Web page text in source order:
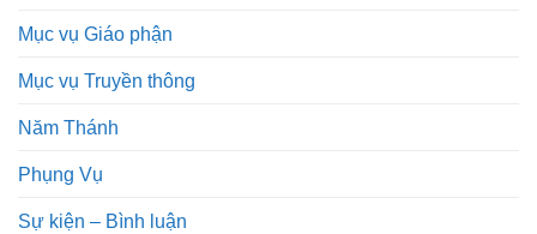
Mục vụ Giáo phận
Mục vụ Truyền thông
Năm Thánh
Phụng Vụ
Sự kiện – Bình luận